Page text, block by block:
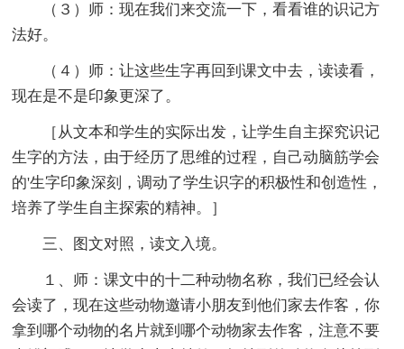
（３）师：现在我们来交流一下，看看谁的识记方
法好。
（４）师：让这些生字再回到课文中去，读读看，
现在是不是印象更深了。
［从文本和学生的实际出发，让学生自主探究识记
生字的方法，由于经历了思维的过程，自己动脑筋学会
的'生字印象深刻，调动了学生识字的积极性和创造性，
培养了学生自主探索的精神。］
三、图文对照，读文入境。
１、师：课文中的十二种动物名称，我们已经会认
会读了，现在这些动物邀请小朋友到他们家去作客，你
拿到哪个动物的名片就到哪个动物家去作客，注意不要